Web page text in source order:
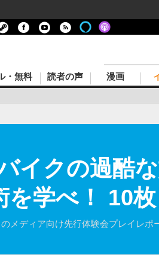
・無料 読者の声 漫画
イクの過酷
学べ！ 10
メディア向け先行体験会プレイレ